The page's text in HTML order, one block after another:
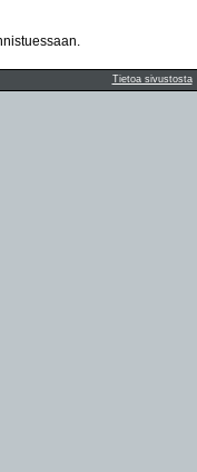
Tietoa sivustosta